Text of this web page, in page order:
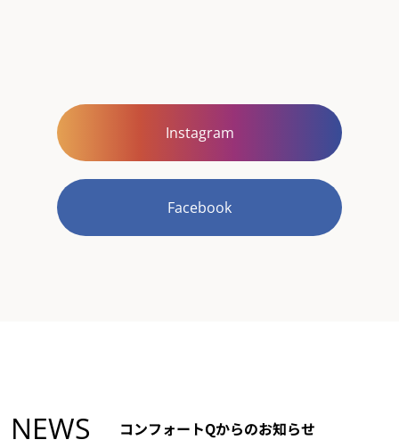
Instagram
Facebook
NEWS コンフォートQからのお知らせ